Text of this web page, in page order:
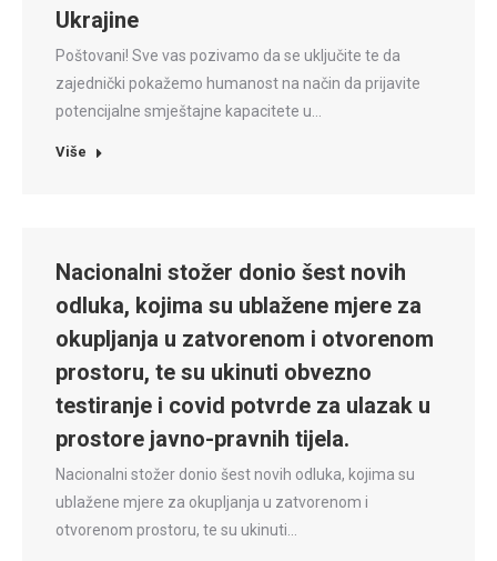
Ukrajine
Poštovani! Sve vas pozivamo da se uključite te da
zajednički pokažemo humanost na način da prijavite
potencijalne smještajne kapacitete u…
Više
Nacionalni stožer donio šest novih
odluka, kojima su ublažene mjere za
okupljanja u zatvorenom i otvorenom
prostoru, te su ukinuti obvezno
testiranje i covid potvrde za ulazak u
prostore javno-pravnih tijela.
Nacionalni stožer donio šest novih odluka, kojima su
ublažene mjere za okupljanja u zatvorenom i
otvorenom prostoru, te su ukinuti…